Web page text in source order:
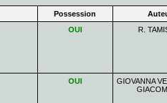
Possession
OUI R.
OUI
GIOVANNA